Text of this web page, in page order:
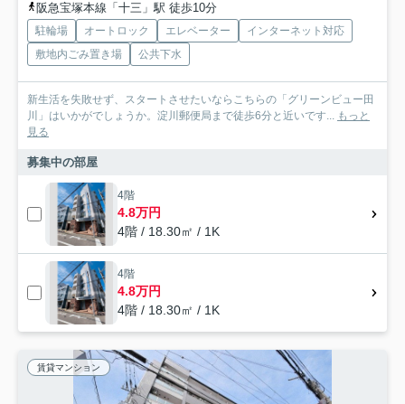
阪急宝塚本線「十三」駅 徒歩10分
駐輪場 オートロック エレベーター
インターネット対応
敷地内ごみ置き場
公共下水
新生活を失敗せず、スタートさせたいならこちらの「グリーンビュー田
川」はいかがでしょうか。淀川郵便局まで徒歩6分と近いです... もっと
見る
募集中の部屋
4階
4.8万円
4階 / 18.30㎡ / 1K
4階
4.8万円
4階 / 18.30㎡ / 1K
賃貸マンション